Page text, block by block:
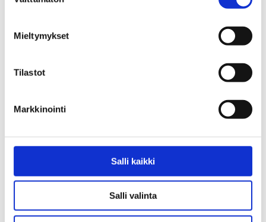
Mieltymykset
Tilastot
Markkinointi
Salli kaikki
Salli valinta
aiheistamme kiinnostuneille. Mukana myös
maksuttomia kursseja.